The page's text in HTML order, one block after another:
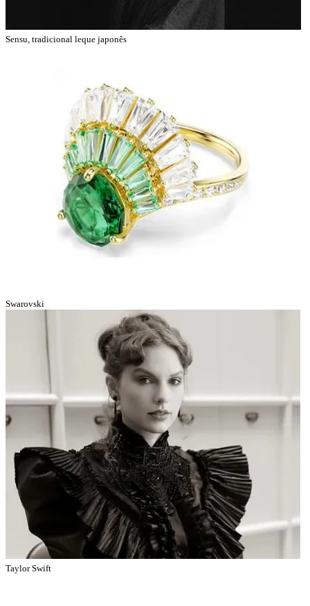
Sensu, tradicional leque japonês
Swarovski
Taylor Swift